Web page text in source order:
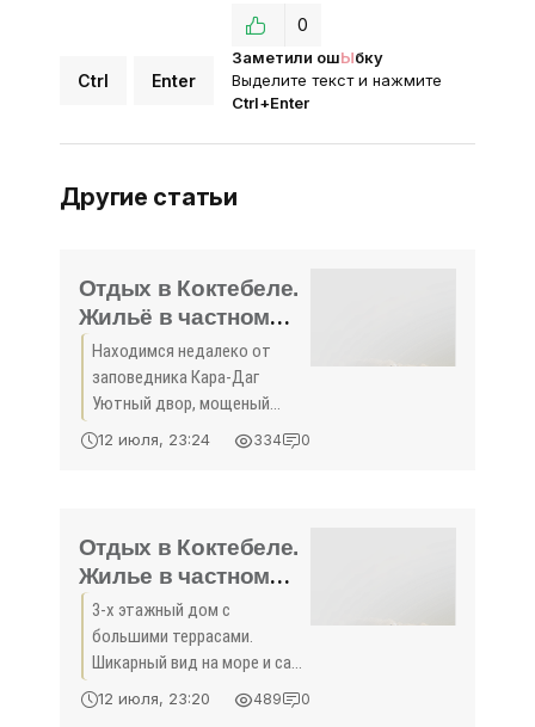
Ctrl Enter
Заметили ошЫбку
Выделите текст и нажмите
Ctrl+Enter
0
Другие статьи
Отдых в Коктебеле.
Жильё в частном
секторе Отдых в
Крыму 2015 - жильё
в Крыму без
посредников -
Находимся недалеко от
заповедника Кара-Даг
Уютный двор, мощеный
тротуарной плиткой
Радушные хозяева. Много
беседка с отдельными
столиками,
12 июля, 23:24 334 0
Отдых в Коктебеле.
Жилье в частном
секторе. Сдам. 3
минуты до моря
Отдых в Крыму 2015
- жильё в Крыму без
3-х этажный дом с
большими террасами.
Шикарный вид на море и сам
Коктебель. Имеются: 2-х
комнатные люксы со
12 июля, 23:20 489 0